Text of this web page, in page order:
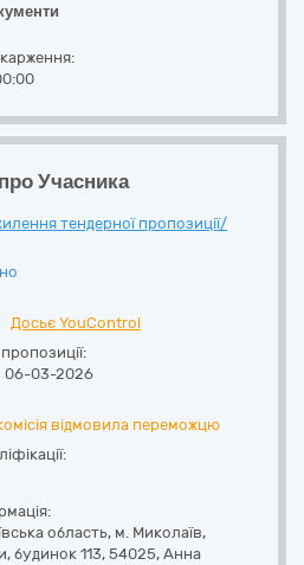
Учасника
тендерної пропозиції/
Досьє YouControl
06-03-2026
відмовила переможцю
область, м. Миколаїв,
будинок 113, 54025, Анна